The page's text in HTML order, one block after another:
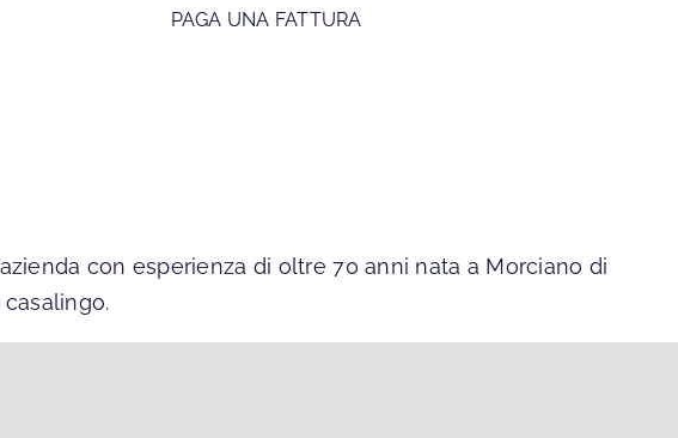
con esperienza di oltre 70 anni nata a Morciano di
PAGA UNA FATTURA